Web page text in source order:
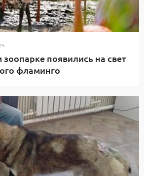
появились на свет
фламинго